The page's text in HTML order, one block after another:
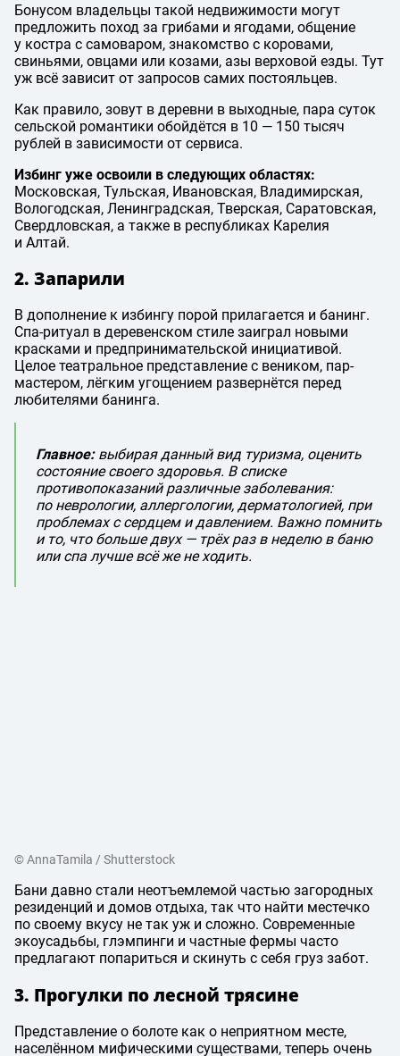
Бонусом владельцы такой недвижимости могут
предложить поход за грибами и ягодами, общение
у костра с самоваром, знакомство с коровами,
свиньями, овцами или козами, азы верховой езды. Тут
уж всё зависит от запросов самих постояльцев.
Как правило, зовут в деревни в выходные, пара суток
сельской романтики обойдётся в 10 — 150 тысяч
рублей в зависимости от сервиса.
Избинг уже освоили в следующих областях:
Московская, Тульская, Ивановская, Владимирская,
Вологодская, Ленинградская, Тверская, Саратовская,
Свердловская, а также в республиках Карелия
и Алтай.
2. Запарили
В дополнение к избингу порой прилагается и банинг.
Спа-ритуал в деревенском стиле заиграл новыми
красками и предпринимательской инициативой.
Целое театральное представление с веником, пар-
мастером, лёгким угощением развернётся перед
любителями банинга.
Главное:выбирая данный вид туризма, оценить
состояние своего здоровья. В списке
противопоказаний различные заболевания:
по неврологии, аллергологии, дерматологией, при
проблемах с сердцем и давлением. Важно помнить
и то, что больше двух — трёх раз в неделю в баню
или спа лучше всё же не ходить.
© AnnaTamila / Shutterstock
Бани давно стали неотъемлемой частью загородных
резиденций и домов отдыха, так что найти местечко
по своему вкусу не так уж и сложно. Современные
экоусадьбы, глэмпинги и частные фермы часто
предлагают попариться и скинуть с себя груз забот.
3. Прогулки по лесной трясине
Представление о болоте как о неприятном месте,
населённом мифическими существами, теперь очень